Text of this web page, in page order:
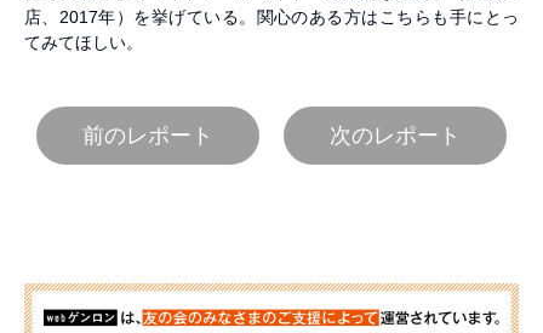
店、2017年）を挙げている。関心のある方はこちらも手にとっ
てみてほしい。
前のレポート 次のレポート